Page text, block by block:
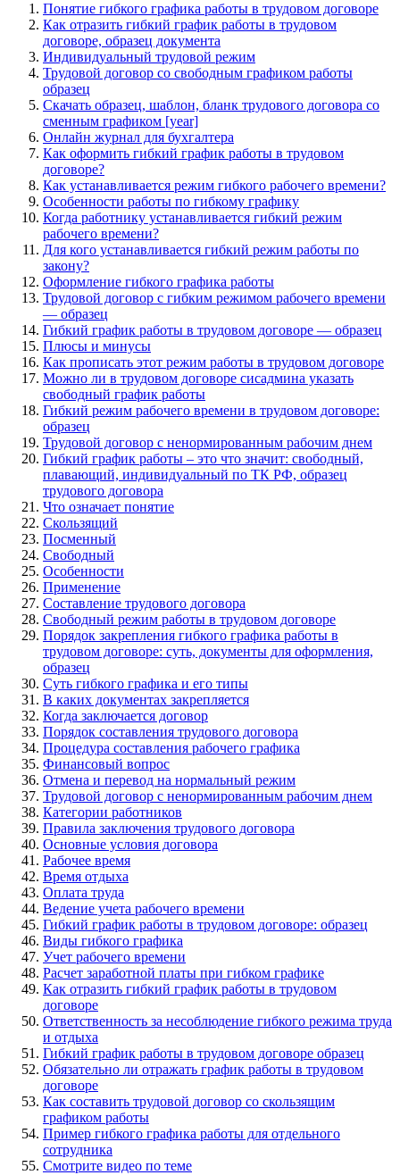
Понятие гибкого графика работы в трудовом договоре
Как отразить гибкий график работы в трудовом
договоре, образец документа
Индивидуальный трудовой режим
Трудовой договор со свободным графиком работы
образец
Скачать образец, шаблон, бланк трудового договора со
сменным графиком [year]
Онлайн журнал для бухгалтера
Как оформить гибкий график работы в трудовом
договоре?
Как устанавливается режим гибкого рабочего времени?
Особенности работы по гибкому графику
Когда работнику устанавливается гибкий режим
рабочего времени?
Для кого устанавливается гибкий режим работы по
закону?
Оформление гибкого графика работы
Трудовой договор с гибким режимом рабочего времени
— образец
Гибкий график работы в трудовом договоре — образец
Плюсы и минусы
Как прописать этот режим работы в трудовом договоре
Можно ли в трудовом договоре сисадмина указать
свободный график работы
Гибкий режим рабочего времени в трудовом договоре:
образец
Трудовой договор с ненормированным рабочим днем
Гибкий график работы – это что значит: свободный,
плавающий, индивидуальный по ТК РФ, образец
трудового договора
Что означает понятие
Скользящий
Посменный
Свободный
Особенности
Применение
Составление трудового договора
Свободный режим работы в трудовом договоре
Порядок закрепления гибкого графика работы в
трудовом договоре: суть, документы для оформления,
образец
Суть гибкого графика и его типы
В каких документах закрепляется
Когда заключается договор
Порядок составления трудового договора
Процедура составления рабочего графика
Финансовый вопрос
Отмена и перевод на нормальный режим
Трудовой договор с ненормированным рабочим днем
Категории работников
Правила заключения трудового договора
Основные условия договора
Рабочее время
Время отдыха
Оплата труда
Ведение учета рабочего времени
Гибкий график работы в трудовом договоре: образец
Виды гибкого графика
Учет рабочего времени
Расчет заработной платы при гибком графике
Как отразить гибкий график работы в трудовом
договоре
Ответственность за несоблюдение гибкого режима труда
и отдыха
Гибкий график работы в трудовом договоре образец
Обязательно ли отражать график работы в трудовом
договоре
Как составить трудовой договор со скользящим
графиком работы
Пример гибкого графика работы для отдельного
сотрудника
Смотрите видео по теме